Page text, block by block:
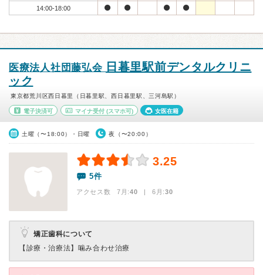
14:00-18:00
医療法人社団藤弘会 日暮里駅前デンタルクリニ
ック
東京都荒川区西日暮里（日暮里駅、西日暮里駅、三河島駅）
電子決済可 マイナ受付(スマホ可) 女医在籍
土曜（〜18:00）・日曜 夜（〜20:00）
3.25
5件
アクセス数 7月:40 | 6月:30
矯正歯科について
【診療・治療法】 噛み合わせ治療